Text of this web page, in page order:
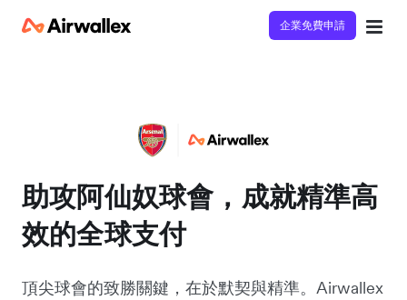
企業免費申請
助攻阿仙奴球會，成就精準高
效的全球支付
頂尖球會的致勝關鍵，在於默契與精準。Airwallex